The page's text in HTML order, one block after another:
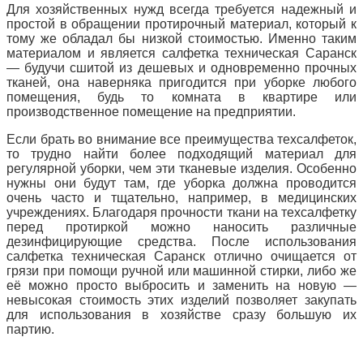
Для хозяйственных нужд всегда требуется надежный и
простой в обращении протирочный материал, который к
тому же обладал бы низкой стоимостью. Именно таким
материалом и является салфетка техническая Саранск
— будучи сшитой из дешевых и одновременно прочных
тканей, она наверняка пригодится при уборке любого
помещения, будь то комната в квартире или
производственное помещение на предприятии.
Если брать во внимание все преимущества техсалфеток,
то трудно найти более подходящий материал для
регулярной уборки, чем эти тканевые изделия. Особенно
нужны они будут там, где уборка должна проводится
очень часто и тщательно, например, в медицинских
учреждениях. Благодаря прочности ткани на техсалфетку
перед протиркой можно наносить различные
дезинфицирующие средства. После использования
салфетка техническая Саранск отлично очищается от
грязи при помощи ручной или машинной стирки, либо же
её можно просто выбросить и заменить на новую —
невысокая стоимость этих изделий позволяет закупать
для использования в хозяйстве сразу большую их
партию.